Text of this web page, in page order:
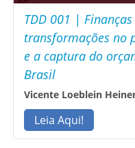
TDD 001 |
transformações no
e a captura do
Brasil
Vicente Loeblein
Leia Aqui!